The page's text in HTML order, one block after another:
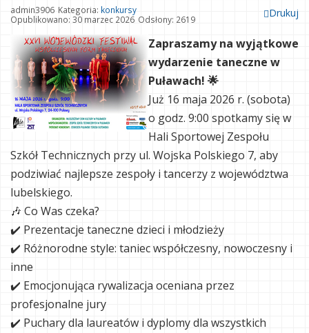
Drukuj
admin3906 Kategoria: konkursy
Opublikowano: 30 marzec 2026 Odsłony: 2619
Zapraszamy na wyjątkowe
wydarzenie taneczne w
Puławach! 🌟
Już 16 maja 2026 r. (sobota)
o godz. 9:00 spotkamy się w
Hali Sportowej Zespołu
Szkół Technicznych przy ul. Wojska Polskiego 7, aby
podziwiać najlepsze zespoły i tancerzy z województwa
lubelskiego.
🎶 Co Was czeka?
✔️ Prezentacje taneczne dzieci i młodzieży
✔️ Różnorodne style: taniec współczesny, nowoczesny i
inne
✔️ Emocjonująca rywalizacja oceniana przez
profesjonalne jury
✔️ Puchary dla laureatów i dyplomy dla wszystkich